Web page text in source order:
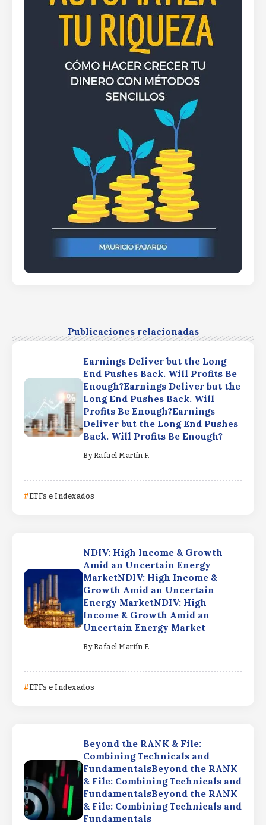
Publicaciones relacionadas
Earnings Deliver but the Long
End Pushes Back. Will Profits Be
Enough?Earnings Deliver but the
Long End Pushes Back. Will
Profits Be Enough?Earnings
Deliver but the Long End Pushes
Back. Will Profits Be Enough?
By Rafael Martín F.
ETFs e Indexados
NDIV: High Income & Growth
Amid an Uncertain Energy
MarketNDIV: High Income &
Growth Amid an Uncertain
Energy MarketNDIV: High
Income & Growth Amid an
Uncertain Energy Market
By Rafael Martín F.
ETFs e Indexados
Beyond the RANK & File:
Combining Technicals and
FundamentalsBeyond the RANK
& File: Combining Technicals and
FundamentalsBeyond the RANK
& File: Combining Technicals and
Fundamentals